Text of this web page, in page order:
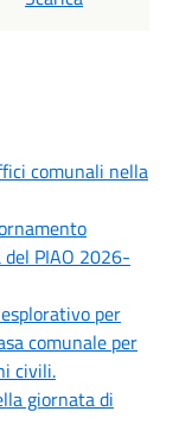
comunali nella
PIAO 2026-
per
comunale per
civili.
giornata di